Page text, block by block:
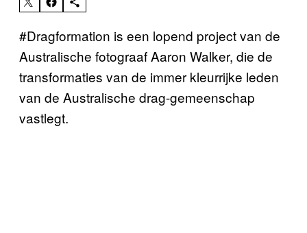
#Dragformation is een lopend project van de
Australische fotograaf Aaron Walker, die de
transformaties van de immer kleurrijke leden
van de Australische drag-gemeenschap
vastlegt.